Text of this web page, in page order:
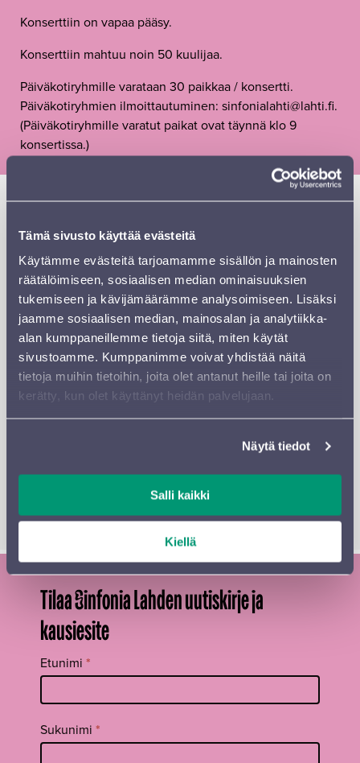
Tämä sivusto käyttää evästeitä
Käytämme evästeitä tarjoamamme sisällön ja mainosten
räätälöimiseen, sosiaalisen median ominaisuuksien
tukemiseen ja kävijämäärämme analysoimiseen. Lisäksi
jaamme sosiaalisen median, mainosalan ja analytiikka-
alan kumppaneillemme tietoja siitä, miten käytät
sivustoamme. Kumppanimme voivat yhdistää näitä
tietoja muihin tietoihin, joita olet antanut heille tai joita on
kerätty, kun olet käyttänyt heidän palvelujaan.
Näytä tiedot
Salli kaikki
Kiellä
Konserttiin on vapaa pääsy.
Konserttiin mahtuu noin 50 kuulijaa.
Päiväkotiryhmille varataan 30 paikkaa / konsertti.
Päiväkotiryhmien ilmoittautuminen: sinfonialahti@lahti.fi.
(Päiväkotiryhmille varatut paikat ovat täynnä klo 9
konsertissa.)
”Kuka malttaisi nukkua, kun ulkona valvoo
Sinfonia Lahden jousikvartettija sadunlukija Elina
Simesjohdattelevat vauvat ja taaperot lumoavaan
Yhtenä yönä-musiikkisatuun.
Yhtenä yönä on runon mittainen tarina unettomasta
kesäyöstä, lapsen vimmasta nähdä ja kokea koko
maailma. Lapsi kutsuu vanhemman katsomaan kanssaan
yöllisiä näkyjä ja muistuttaa, että yhteen hetkeen sisältyy
kaikki.
ja leikeistä, jotka herättävät sadun eloon ja luovat
unohtumattoman elämyksen pienille kuulijoille.
Tilaa Sinfonia Lahden uutiskirje ja
kausiesite
Tilaa
uutiskirje
footer FI
Etunimi *
Sukunimi *